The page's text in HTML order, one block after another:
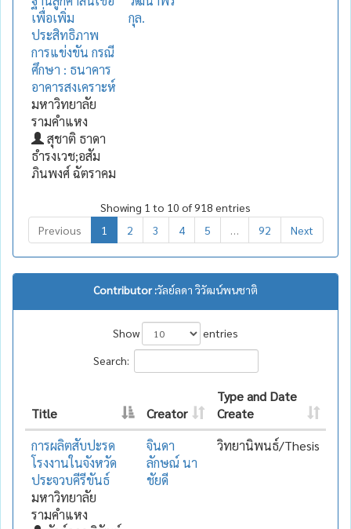
เพื่อเพิ่ม
ประสิทธิภาพ
การแข่งขัน กรณี
ศึกษา : ธนาคาร
อาคารสงเคราะห์
มหาวิทยาลัย
รามคำแหง
สุชาติ ธาดา
ธำรงเวช;อสัม
ภินพงศ์ ฉัตราคม
กุล.
Showing 1 to 10 of 918 entries
Previous
1 2 3 4 5 92 Next
Contributor :วัลย์ลดา วิวัฒน์พนชาติ
Show
entries
Search:
Title Creator
Type and Date
Create
การผลิตสับปะรด
โรงงานในจังหวัด
ประจวบคีรีขันธ์
มหาวิทยาลัย
รามคำแหง
จินดา
ลักษณ์ นา
ชัยดี
วิทยานิพนธ์/Thesis